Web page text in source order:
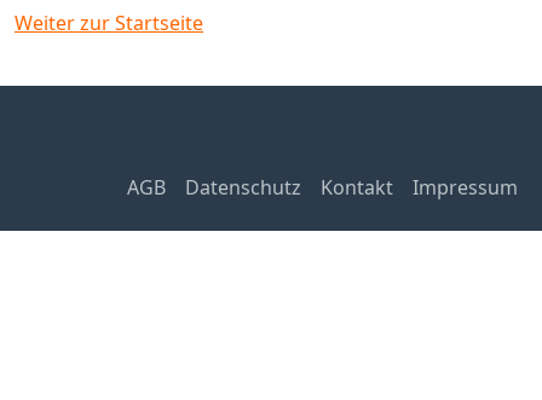
Weiter zur Startseite
AGB Datenschutz Kontakt Impressum